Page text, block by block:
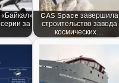
за
CAS Space завершила
строительство завода
космических…